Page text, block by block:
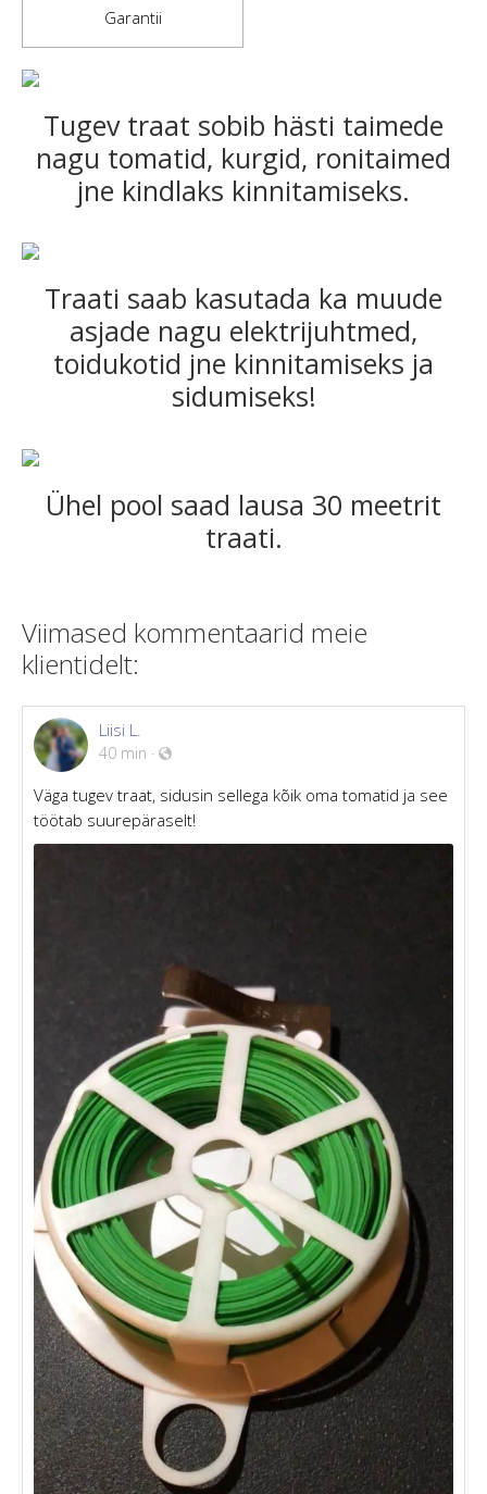
Garantii
Tugev traat sobib hästi taimede
nagu tomatid, kurgid, ronitaimed
jne kindlaks kinnitamiseks.
Traati saab kasutada ka muude
asjade nagu elektrijuhtmed,
toidukotid jne kinnitamiseks ja
sidumiseks!
Ühel pool saad lausa 30 meetrit
traati.
Viimased kommentaarid meie
klientidelt:
Liisi L.
40 min ·
Väga tugev traat, sidusin sellega kõik oma tomatid ja see
töötab suurepäraselt!